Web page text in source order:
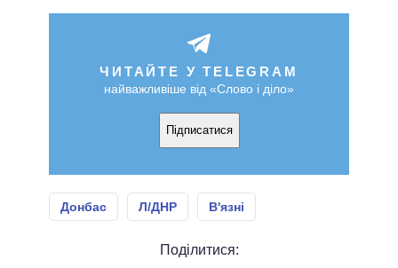
ЧИТАЙТЕ У TELEGRAM
найважливіше від «Слово і діло»
Підписатися
Донбас Л/ДНР В'язні
Поділитися: